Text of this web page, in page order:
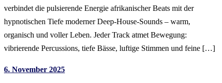
verbindet die pulsierende Energie afrikanischer Beats mit der
hypnotischen Tiefe moderner Deep-House-Sounds – warm,
organisch und voller Leben. Jeder Track atmet Bewegung:
vibrierende Percussions, tiefe Bässe, luftige Stimmen und feine […]
6. November 2025